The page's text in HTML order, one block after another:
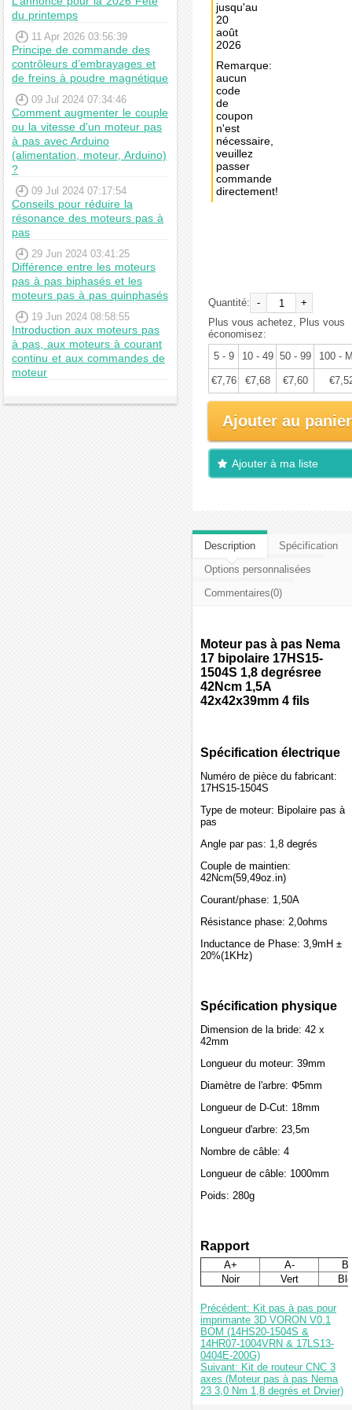
du printemps
11 Apr 2026 03:56:39
Principe de commande des
contrôleurs d’embrayages et
de freins à poudre magnétique
09 Jul 2024 07:34:46
Comment augmenter le couple
ou la vitesse d'un moteur pas
à pas avec Arduino
(alimentation, moteur, Arduino)
?
09 Jul 2024 07:17:54
Conseils pour réduire la
résonance des moteurs pas à
pas
29 Jun 2024 03:41:25
Différence entre les moteurs
pas à pas biphasés et les
moteurs pas à pas quinphasés
19 Jun 2024 08:58:55
Introduction aux moteurs pas
à pas, aux moteurs à courant
continu et aux commandes de
moteur
jusqu'au
20
août
2026
Remarque:
aucun
code
de
coupon
n'est
nécessaire,
veuillez
passer
commande
directement!
Quantité: -
+
Plus vous achetez, Plus vous
économisez:
5 - 9
10 - 49 50 - 99 100 -
€7,76 €7,68 €7,60
Ajouter au panier
Ajouter à ma liste
Description
Spécification
Options personnalisées
Commentaires(0)
Moteur pas à pas Nema
17 bipolaire 17HS15-
1504S 1,8 degrésree
42Ncm 1,5A
42x42x39mm 4 fils
Spécification électrique
Numéro de pièce du fabricant:
17HS15-1504S
Type de moteur: Bipolaire pas à
pas
Angle par pas: 1,8 degrés
Couple de maintien:
42Ncm(59,49oz.in)
Courant/phase: 1,50A
Résistance phase: 2,0ohms
Inductance de Phase: 3,9mH ±
20%(1KHz)
Spécification physique
Dimension de la bride: 42 x
42mm
Longueur du moteur: 39mm
Diamètre de l'arbre: Φ5mm
Longueur de D-Cut: 18mm
Longueur d'arbre: 23,5m
Nombre de câble: 4
Longueur de câble: 1000mm
Poids: 280g
Rapport
A+ A-
Noir
Vert
Précédent: Kit pas à pas pour
imprimante 3D VORON V0.1
BOM (14HS20-1504S &
14HR07-1004VRN & 17LS13-
0404E-200G)
Suivant: Kit de routeur CNC 3
axes (Moteur pas à pas Nema
23 3,0 Nm 1,8 degrés et Drvier)